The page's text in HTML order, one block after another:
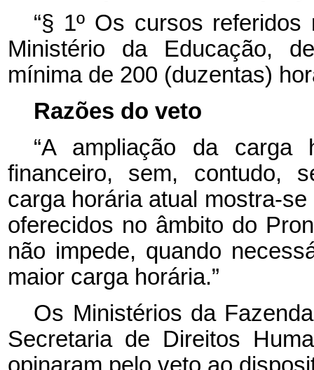
“§ 1º Os cursos
Ministério da Educação,
mínima de 200 (duzentas)
Razões do veto
“A ampliação da carga
financeiro, sem, contudo,
carga horária atual mostra-
oferecidos no âmbito do
não impede, quando
maior carga horária.”
Os Ministérios da
Secretaria de Direitos